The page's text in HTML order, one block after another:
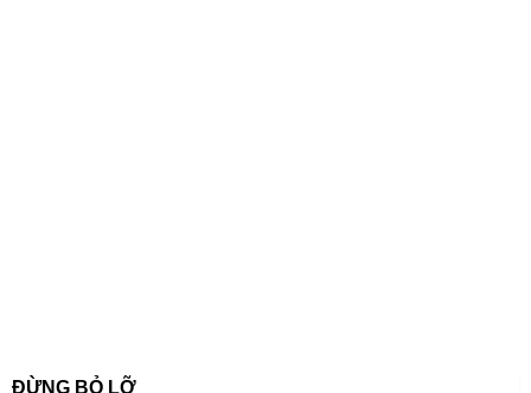
ĐỪNG BỎ LỠ